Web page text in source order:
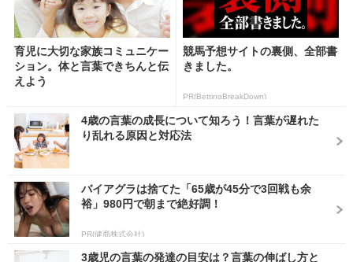
育児に大切な家族コミュニケー
ション。体と言葉できちんと伝
えよう
競馬予想サイトの裏側、全部書
きました。
PR(BettingBreakDown)
4歳の言葉の成長について知ろう！言葉が遅れた
り乱れる原因と対応法
バイアグラは捨てた「65歳が45分で3回戦も余
裕」980円で朝まで絶好調！
PR(健商株式会社)
3歳児の言葉の発達の目安は？言葉の伸ばし方と